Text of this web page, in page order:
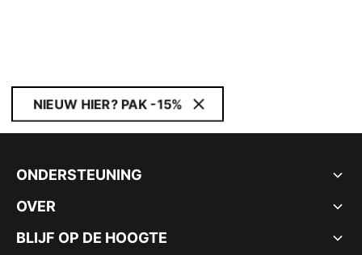
NIEUW HIER? PAK -15%
ONDERSTEUNING
OVER
BLIJF OP DE HOOGTE